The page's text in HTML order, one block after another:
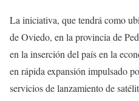
La iniciativa, que tendrá como
de Oviedo, en la provincia de
en la inserción del país en la
en rápida expansión impulsado
servicios de lanzamiento de